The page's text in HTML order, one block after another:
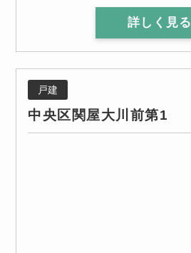
詳しく見る
戸建
中央区関屋大川前第1